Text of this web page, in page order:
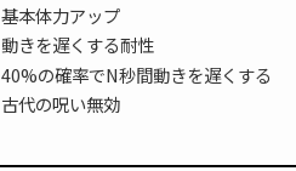
基本体力アップ
動きを遅くする耐性
40%の確率でN秒間動きを遅くする
古代の呪い無効